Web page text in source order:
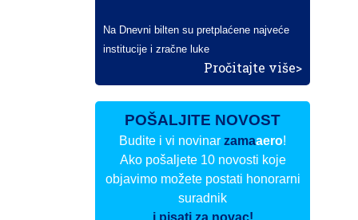
Na Dnevni bilten su pretplaćene najveće
institucije i zračne luke
Pročitajte više>
POŠALJITE NOVOST
Budite i vi novinarzamaaero!
Ako pošaljete 10 novosti koje
objavimo možete postati honorarni
suradnik
i pisati za novac!